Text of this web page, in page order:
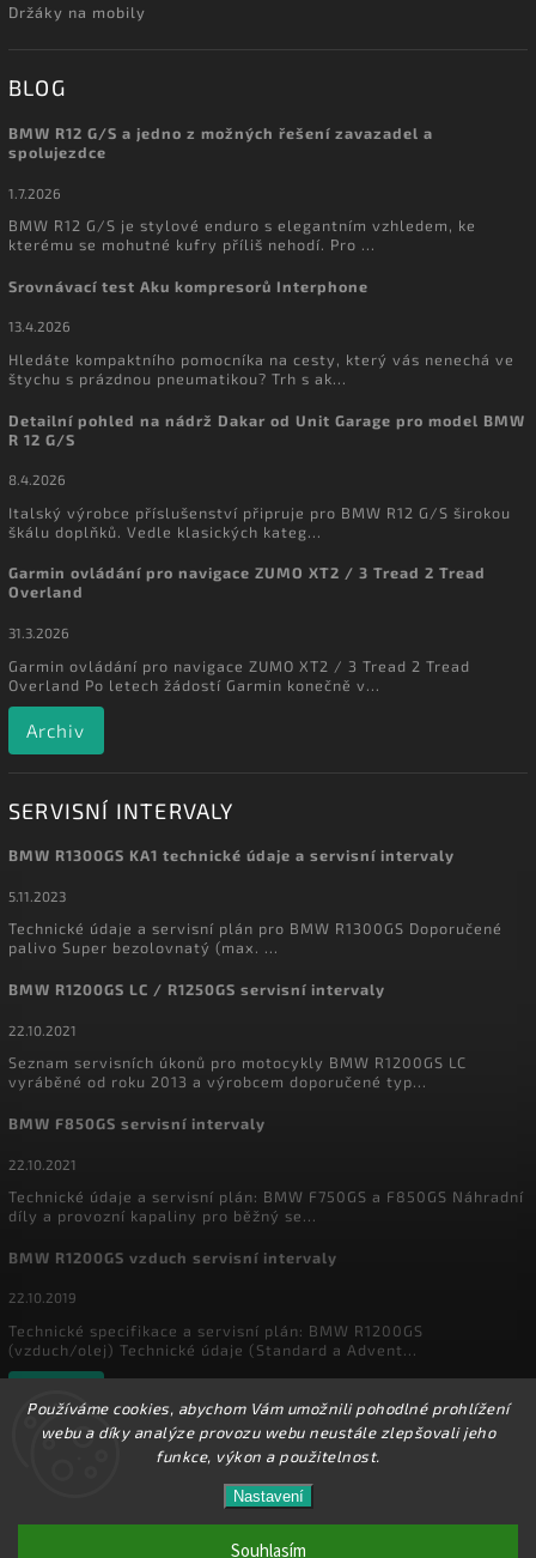
Používáme cookies, abychom Vám umožnili pohodlné prohlížení
webu a díky analýze provozu webu neustále zlepšovali jeho
funkce, výkon a použitelnost.
Nastavení
Souhlasím
Ve dnech 1.8. - 16.8. 2026 máme zavřeno. Eshop
zůstává v provozu, objednávky budeme zpracovávat
17.8.2026. Děkujeme za pochopení.
Držáky na mobily
BLOG
BMW R12 G/S a jedno z možných řešení zavazadel a
spolujezdce
1.7.2026
BMW R12 G/S je stylové enduro s elegantním vzhledem, ke
kterému se mohutné kufry příliš nehodí. Pro ...
Srovnávací test Aku kompresorů Interphone
13.4.2026
Hledáte kompaktního pomocníka na cesty, který vás nenechá ve
štychu s prázdnou pneumatikou? Trh s ak...
Detailní pohled na nádrž Dakar od Unit Garage pro model BMW
R 12 G/S
8.4.2026
Italský výrobce příslušenství připruje pro BMW R12 G/S širokou
škálu doplňků. Vedle klasických kateg...
Garmin ovládání pro navigace ZUMO XT2 / 3 Tread 2 Tread
Overland
31.3.2026
Garmin ovládání pro navigace ZUMO XT2 / 3 Tread 2 Tread
Overland Po letech žádostí Garmin konečně v...
Archiv
SERVISNÍ INTERVALY
BMW R1300GS KA1 technické údaje a servisní intervaly
5.11.2023
Technické údaje a servisní plán pro BMW R1300GS Doporučené
palivo Super bezolovnatý (max. ...
BMW R1200GS LC / R1250GS servisní intervaly
22.10.2021
Seznam servisních úkonů pro motocykly BMW R1200GS LC
vyráběné od roku 2013 a výrobcem doporučené typ...
BMW F850GS servisní intervaly
22.10.2021
Technické údaje a servisní plán: BMW F750GS a F850GS Náhradní
díly a provozní kapaliny pro běžný se...
BMW R1200GS vzduch servisní intervaly
22.10.2019
Technické specifikace a servisní plán: BMW R1200GS
(vzduch/olej) Technické údaje (Standard a Advent...
MyEnduro . Všechna práva vyhrazena.
Upravit nastavení cookies